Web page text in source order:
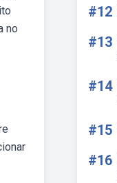
no
#12
#13
#14
#15
#16